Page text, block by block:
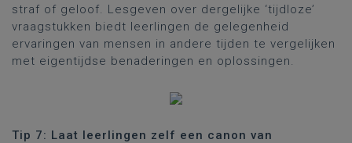
straf of geloof. Lesgeven over dergelijke ‘tijdloze’
vraagstukken biedt leerlingen de gelegenheid
ervaringen van mensen in andere tijden te vergelijken
met eigentijdse benaderingen en oplossingen.
Tip 7: Laat leerlingen zelf een canon van